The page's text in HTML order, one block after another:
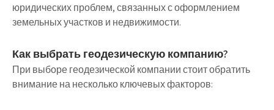
юридических проблем, связанных с оформлением
земельных участков и недвижимости.
Как выбрать геодезическую компанию?
При выборе геодезической компании стоит обратить
внимание на несколько ключевых факторов: